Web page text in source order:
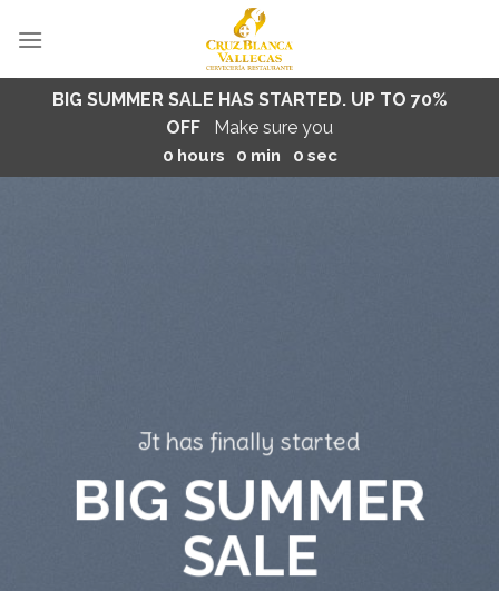
BIG SUMMER SALE HAS STARTED. UP TO 70%
OFF Make sure you
0 hours 0 min 0 sec
It has finally started
BIG SUMMER
SALE